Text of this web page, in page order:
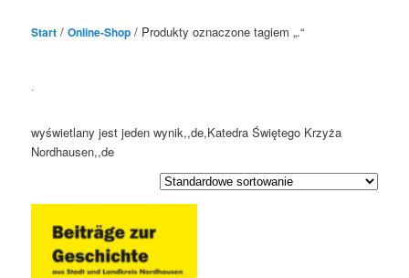
Start /Online-Shop / Produkty oznaczone tagiem „.“
wyświetlany jest jeden wynik,,de,Katedra Świętego Krzyża
Nordhausen,,de